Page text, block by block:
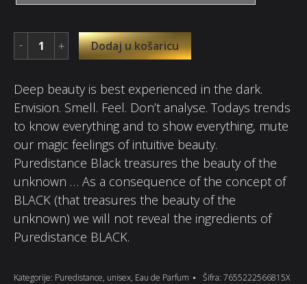
Dodaj u košaricu
Deep beauty is best experienced in the dark.
Envision. Smell. Feel. Don’t analyse. Todays trends
to know everything and to show everything, mute
our magic feelings of intuitive beauty.
Puredistance Black treasures the beauty of the
unknown … As a consequence of the concept of
BLACK (that treasures the beauty of the
unknown) we will not reveal the ingredients of
Puredistance BLACK.
Kategorije: Puredistance, unisex, Eau de Parfum Šifra: 7655222566815X